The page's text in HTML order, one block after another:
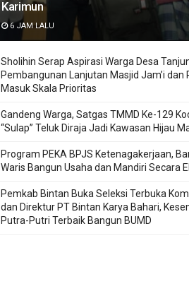
Karimun
6 JAM LALU
Sholihin Serap Aspirasi Warga Desa
Pembangunan Lanjutan Masjid Jam’i dan
Masuk Skala Prioritas
Gandeng Warga, Satgas TMMD Ke-129
“Sulap” Teluk Diraja Jadi Kawasan Hijau
Program PEKA BPJS Ketenagakerjaan,
Waris Bangun Usaha dan Mandiri Secara
Pemkab Bintan Buka Seleksi Terbuka
dan Direktur PT Bintan Karya Bahari,
Putra-Putri Terbaik Bangun BUMD